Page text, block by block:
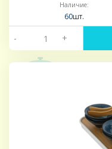
Наличие:
60шт.
- +